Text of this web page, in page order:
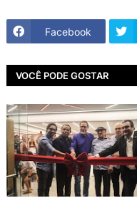
Facebook
VOCÊ PODE GOSTAR